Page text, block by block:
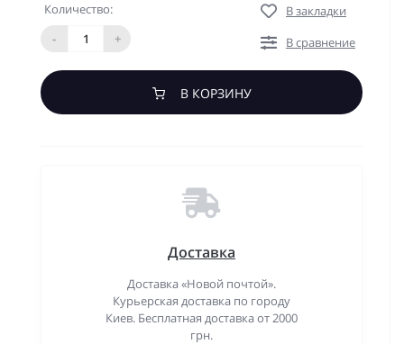
Количество:
-
+
В закладки
В сравнение
В КОРЗИНУ
Доставка
Доставка «Новой почтой».
Курьерская доставка по городу
Киев. Бесплатная доставка от 2000
грн.